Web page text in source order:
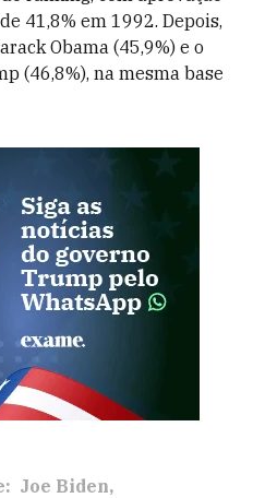
41,8% em 1992. Depois,
Obama (45,9%) e o
(46,8%), na mesma base
Joe Biden